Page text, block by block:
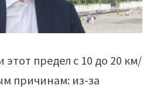
предел с 10 до 20 км/
причинам: из-за